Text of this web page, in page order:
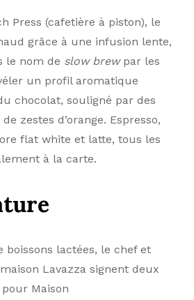
Press (cafetière à piston), le
grâce à une infusion lente,
le nom de slow brewpar les
un profil aromatique
chocolat, souligné par des
zestes d’orange. Espresso,
flat white et latte, tous les
à la carte.
boissons lactées, le chef et
Lavazza signent deux
Maison